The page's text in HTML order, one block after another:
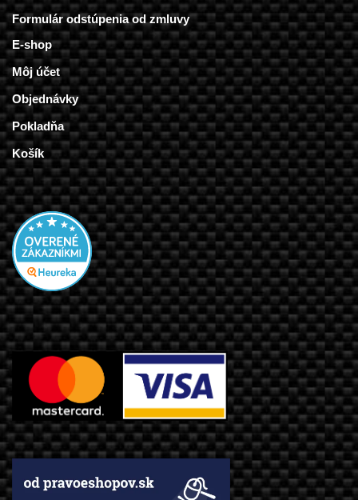
Formulár odstúpenia od zmluvy
E-shop
Môj účet
Objednávky
Pokladňa
Košík